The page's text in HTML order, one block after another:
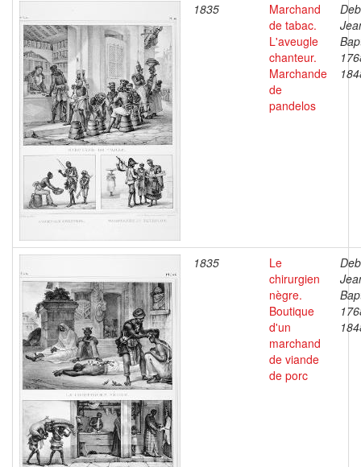
1835
Marchand
de tabac.
L'aveugle
chanteur.
Marchande
de
pandelos
1835
Le
chirurgien
nègre.
Boutique
d'un
marchand
de viande
de porc